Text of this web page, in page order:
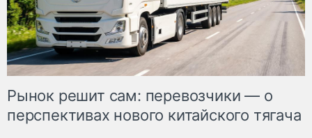
Рынок решит сам: перевозчики — о
перспективах нового китайского тягача